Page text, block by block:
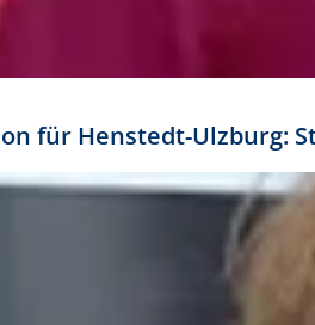
für Henstedt-Ulzburg: